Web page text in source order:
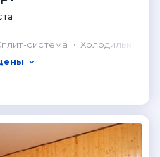
система
Холодильник в